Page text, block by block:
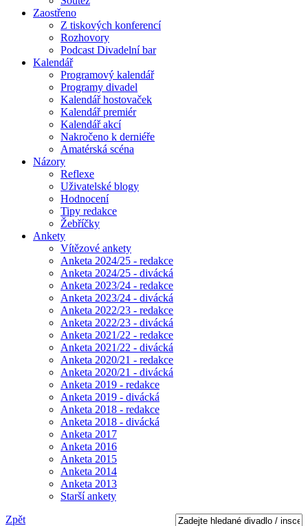
Zaostřeno
Z tiskových konferencí
Rozhovory
Podcast Divadelní bar
Kalendář
Programový kalendář
Programy divadel
Kalendář hostovaček
Kalendář premiér
Kalendář akcí
Nakročeno k derniéře
Amatérská scéna
Názory
Reflexe
Uživatelské blogy
Hodnocení
Tipy redakce
Žebříčky
Ankety
Vítězové ankety
Anketa 2024/25 - redakce
Anketa 2024/25 - divácká
Anketa 2023/24 - redakce
Anketa 2023/24 - divácká
Anketa 2022/23 - redakce
Anketa 2022/23 - divácká
Anketa 2021/22 - redakce
Anketa 2021/22 - divácká
Anketa 2020/21 - redakce
Anketa 2020/21 - divácká
Anketa 2019 - redakce
Anketa 2019 - divácká
Anketa 2018 - redakce
Anketa 2018 - divácká
Anketa 2017
Anketa 2016
Anketa 2015
Anketa 2014
Anketa 2013
Starší ankety
Zpět